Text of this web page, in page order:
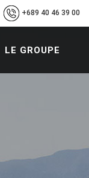
+689 40 46 39 00
LE GROUPE